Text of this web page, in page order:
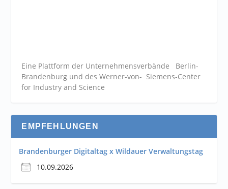
Eine Plattform der Unternehmensverbände Berlin-
Brandenburg und des Werner-von- Siemens-Center
for Industry and Science
EMPFEHLUNGEN
Brandenburger Digitaltag x Wildauer Verwaltungstag
10.09.2026